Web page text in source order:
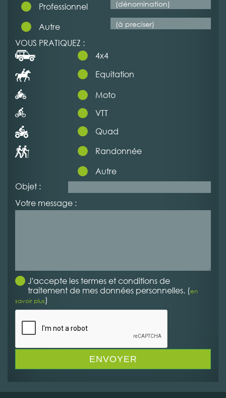
Professionnel
Autre
VOUS PRATIQUEZ :
4x4
Equitation
Moto
VTT
Quad
Randonnée
Autre
Objet :
Votre message :
J'accepte les termes et conditions de
traitement de mes données personnelles. (en
savoir plus)